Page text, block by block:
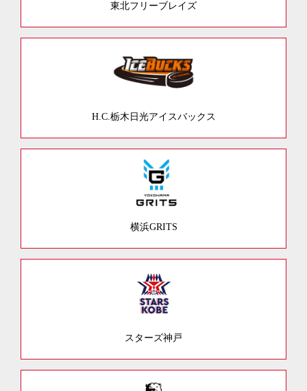
東北フリーブレイズ
H.C.栃木日光アイスバックス
横浜GRITS
スターズ神戸